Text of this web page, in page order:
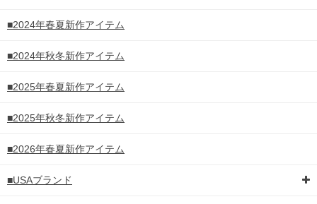
■2024年春夏新作アイテム
■2024年秋冬新作アイテム
■2025年春夏新作アイテム
■2025年秋冬新作アイテム
■2026年春夏新作アイテム
■USAブランド